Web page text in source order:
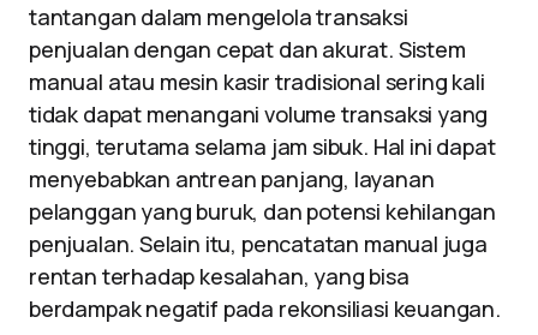
tantangan dalam mengelola transaksi
penjualan dengan cepat dan akurat. Sistem
manual atau mesin kasir tradisional sering kali
tidak dapat menangani volume transaksi yang
tinggi, terutama selama jam sibuk. Hal ini dapat
menyebabkan antrean panjang, layanan
pelanggan yang buruk, dan potensi kehilangan
penjualan. Selain itu, pencatatan manual juga
rentan terhadap kesalahan, yang bisa
berdampak negatif pada rekonsiliasi keuangan.